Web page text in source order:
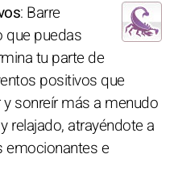
: Barre
que puedas
tu parte de
positivos que
sonreír más a menudo
relajado, atrayéndote a
emocionantes e